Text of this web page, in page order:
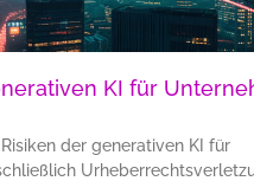
KI für
der generativen KI für